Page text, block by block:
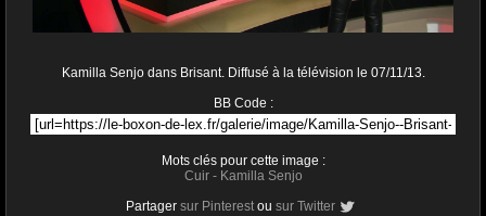
Kamilla Senjo dans Brisant. Diffusé à la télévision le 07/11/13.
BB Code :
Mots clés pour cette image :
Cuir- Kamilla Senjo
Partager sur Pinterest ou sur Twitter